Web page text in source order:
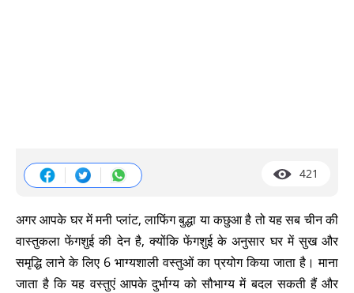
421
अगर आपके घर में मनी प्लांट, लाफिंग बुद्धा या कछुआ है तो यह सब चीन की
वास्तुकला फेंगशुई की देन है, क्योंकि फेंगशुई के अनुसार घर में सुख और
समृद्धि लाने के लिए 6 भाग्यशाली वस्तुओं का प्रयोग किया जाता है। माना
जाता है कि यह वस्तुएं आपके दुर्भाग्य को सौभाग्य में बदल सकती हैं और